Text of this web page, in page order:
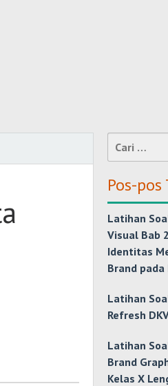
Cari
untuk:
Pos-pos
Latihan
Visual Bab
Identitas
Brand
Latihan
Refresh
Latihan
Brand
Kelas X